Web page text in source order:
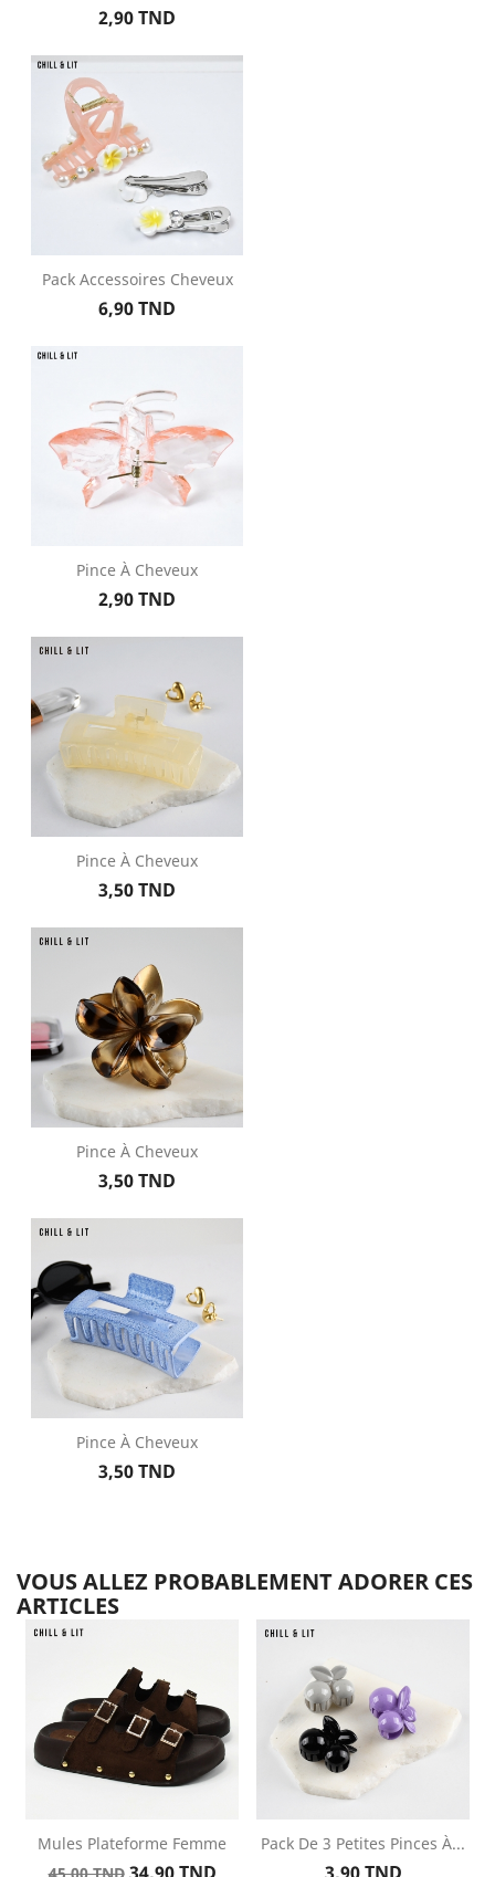
Prix
2,90 TND
Pack Accessoires Cheveux
Prix
6,90 TND
Pince À Cheveux
Prix
2,90 TND
Pince À Cheveux
Prix
3,50 TND
Pince À Cheveux
Prix
3,50 TND
Pince À Cheveux
Prix
3,50 TND
VOUS ALLEZ PROBABLEMENT ADORER CES
ARTICLES
Mules Plateforme Femme
Prix
Prix
Pack De 3 Petites Pinces À...
Prix